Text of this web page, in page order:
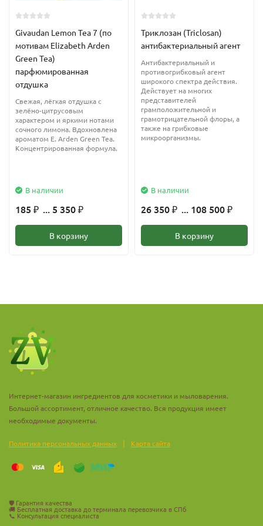
ломкость и электростатичность, делает волосы более
послушными, придает им блеск
? Смягчает и успокаивает кожу головы
? Обеспечивает хорошее скольжение и улучшает ощущения
при нанесении косметического средства
? Смягчает кожу и устраняет шелушения
качестве эмолента
? Средства для ухода за сухой, шелушащейся кожей
? Средства для роста и укрепления ресниц
? Массажные смеси
? Декоративная косметика: губные помады, тональные кремы,
жидкие тени
? Солнцезащитная косметика
пр-во Германия
Givaudan Lemon Tea 7 (по
мотивам Elizabeth Arden
Green Tea)
парфюмированная
отдушка
Свежая, лёгкая отдушка с
зелёно-цитрусовым
характером и яркими нотами
сочного лимона. Вдохновлена
ароматом E. Arden Green Tea.
Концентрированная формула.
В наличии
185 ₽ ... 5 350 ₽
В корзину
Триклозан (Triclosan)
антибактериальный агент
Антибактериальный и
противогрибковый агент
широкого спектра действия.
Действует на многих
представителей
грамположительной и
грамотрицательной флоры, а
также на грибковые
микроорганизмы.
В наличии
26 350 ₽ ... 108 500 ₽
В корзину
Интернет-магазин ингредиентов для косметики и мыловарения.
Большой ассортимент, отличное качество. Вся продукция имеет
необходимые документы.
Политика персональных данных | Карта сайта
🛡️ Гарантия качества
🚚 Бесплатная доставка до терминала перевозчика в СПб
📞 Консультация специалиста